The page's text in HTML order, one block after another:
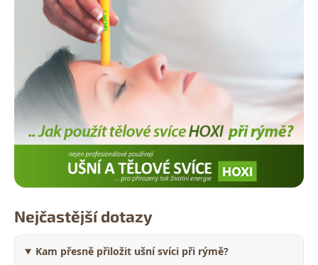
Nejčastější dotazy
Kam přesně přiložit ušní svíci při rýmě?